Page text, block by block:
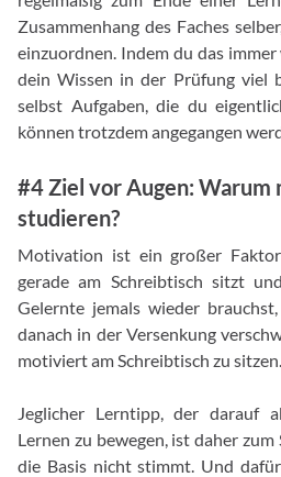
Zusammenhang des Faches
einzuordnen. Indem du das
dein Wissen in der Prüfung viel
selbst Aufgaben, die du
können trotzdem angegangen
#4 Ziel vor Augen: Warum
studieren?
Motivation ist ein großer
gerade am Schreibtisch sitzt
Gelernte jemals wieder
danach in der Versenkung
motiviert am Schreibtisch zu sitzen.
Jeglicher Lerntipp, der darauf
Lernen zu bewegen, ist daher
die Basis nicht stimmt. Und